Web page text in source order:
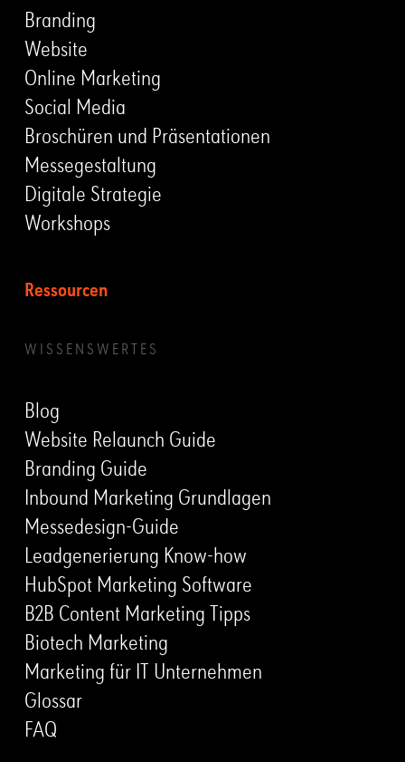
Branding
Website
Online Marketing
Social Media
Broschüren und Präsentationen
Messegestaltung
Digitale Strategie
Workshops
Ressourcen
WISSENSWERTES
Blog
Website Relaunch Guide
Branding Guide
Inbound Marketing Grundlagen
Messedesign-Guide
Leadgenerierung Know-how
HubSpot Marketing Software
B2B Content Marketing Tipps
Biotech Marketing
Marketing für IT Unternehmen
Glossar
FAQ